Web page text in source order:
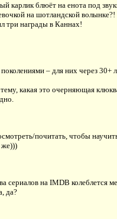
карлик блюёт на енота под
на шотландской волынке?!
три награды в Каннах!
– для них через 30+
какая это очерняющая
почитать, чтобы
же)))
сериалов на IMDB колеблется
да?